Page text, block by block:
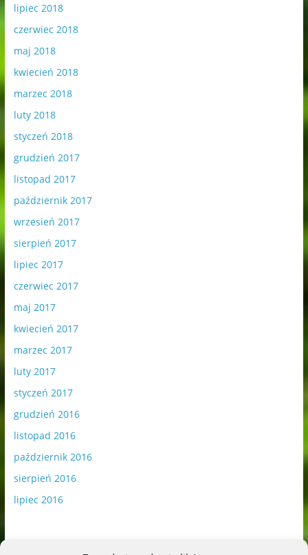
lipiec 2018
czerwiec 2018
maj 2018
kwiecień 2018
marzec 2018
luty 2018
styczeń 2018
grudzień 2017
listopad 2017
październik 2017
wrzesień 2017
sierpień 2017
lipiec 2017
czerwiec 2017
maj 2017
kwiecień 2017
marzec 2017
luty 2017
styczeń 2017
grudzień 2016
listopad 2016
październik 2016
sierpień 2016
lipiec 2016